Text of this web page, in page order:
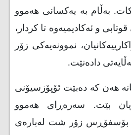
بەڵام بە یەکسانی هەموو
و ئەکادیمیەوە تا کردار،
نموونەیەکی زۆر
دادەنێت.
هەن کە دەبێت ئۆپۆزسیۆنی
بێت. سەرەڕای هەموو
بۆسفۆڕس زۆر شت لەبارەی